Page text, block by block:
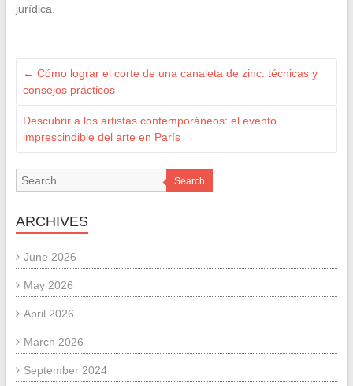
jurídica.
← Cómo lograr el corte de una canaleta de zinc: técnicas y
consejos prácticos
Descubrir a los artistas contemporáneos: el evento
imprescindible del arte en París →
Search
ARCHIVES
June 2026
May 2026
April 2026
March 2026
September 2024